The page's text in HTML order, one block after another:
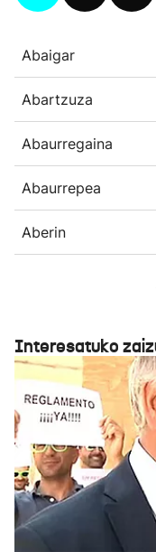
Abaigar
Abartzuza
Abaurregaina
Abaurrepea
Aberin
Interesatuko